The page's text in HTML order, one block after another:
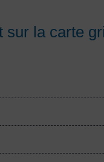
sur la carte